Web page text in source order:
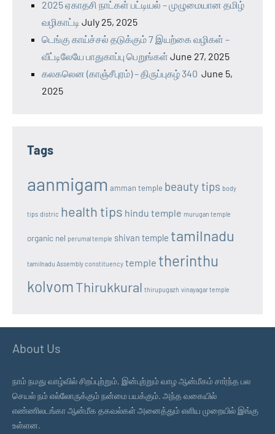
2025 ஏகாதசி நாட்கள் பட்டியல் – முழுமையான தமிழ்
வழிகாட்டி July 25, 2025
டெங்கு காய்ச்சல் தடுக்கும் 7 இயற்கை வழிகள் –
வீட்டிலேயே பாதுகாப்பு பெறுங்கள் June 27, 2025
கலகலென (காஞ்சீபுரம்) – திருப்புகழ் 340 June 5,
2025
Tags
aanmigam amman temple beauty tips body
tips distric health tips hindu temple murugan temple
organic nel perumal temple shivan temple tamilnadu
tamilnadu Assembly constituency temple therinthu
kolvomThirukkural thirupugazh vinayagar temple
About Us
நாம் நமது வாழ்வில் சிறப்புற்றும், இன்புற்றும் வாழ ஆன்மீகம் சார்ந்த பல
செயல் நம் எல்லோருக்கும் நன்மை பயக்கும். அந்த வகையில்
எண்ணிலடங்கா ஆன்மீக தகவல்கள் அனைத்தும் எளிய முறையில் இங்கு
உள்ளன.